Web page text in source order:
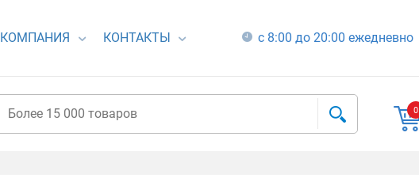
КОМПАНИЯ КОНТАКТЫ с 8:00 до 20:00 ежедневно
0